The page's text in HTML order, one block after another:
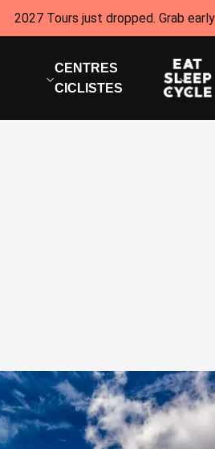
2027 Tours just dropped. Grab
CENTRES
CICLISTES